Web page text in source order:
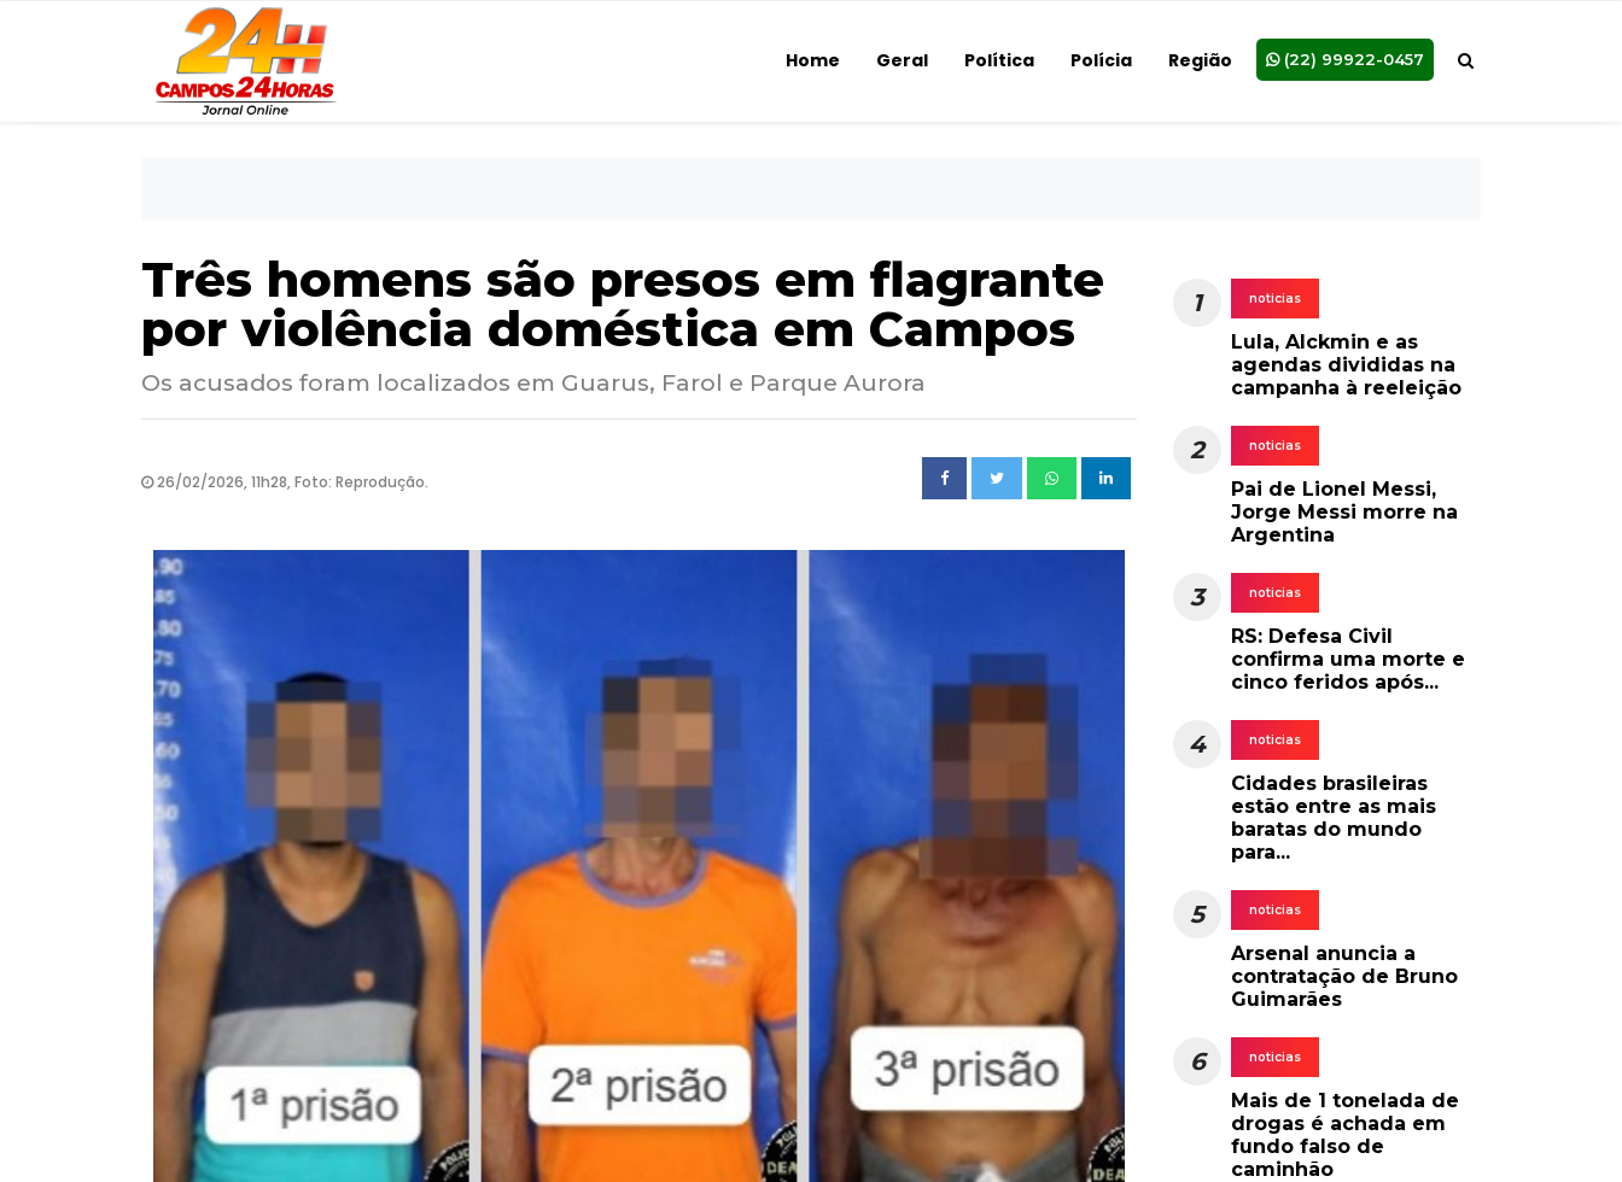
Home Geral Política Polícia Região (22) 99922-0457
Três homens são presos em flagrante
por violência doméstica em Campos
Os acusados foram localizados em Guarus, Farol e Parque Aurora
26/02/2026, 11h28, Foto: Reprodução.
1 noticias
Lula, Alckmin e as
agendas divididas na
campanha à reeleição
2 noticias
Pai de Lionel Messi,
Jorge Messi morre na
Argentina
3 noticias
RS: Defesa Civil
confirma uma morte e
cinco feridos após...
4 noticias
Cidades brasileiras
estão entre as mais
baratas do mundo
para...
5 noticias
Arsenal anuncia a
contratação de Bruno
Guimarães
6 noticias
Mais de 1 tonelada de
drogas é achada em
fundo falso de
caminhão